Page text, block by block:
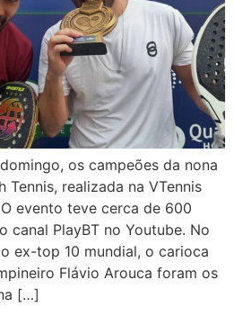
os campeões da nona
realizada na VTennis
evento teve cerca de 600
canal PlayBT no Youtube. No
ex-top 10 mundial, o carioca
Flávio Arouca foram os
[…]